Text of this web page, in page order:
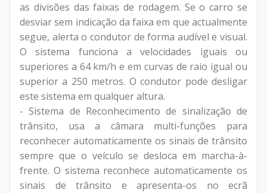
as divisões das faixas de rodagem. Se o carro se
desviar sem indicação da faixa em que actualmente
segue, alerta o condutor de forma audível e visual.
O sistema funciona a velocidades iguais ou
superiores a 64 km/h e em curvas de raio igual ou
superior a 250 metros. O condutor pode desligar
este sistema em qualquer altura.
- Sistema de Reconhecimento de sinalização de
trânsito, usa a câmara multi-funções para
reconhecer automaticamente os sinais de trânsito
sempre que o veículo se desloca em marcha-à-
frente. O sistema reconhece automaticamente os
sinais de trânsito e apresenta-os no ecrã